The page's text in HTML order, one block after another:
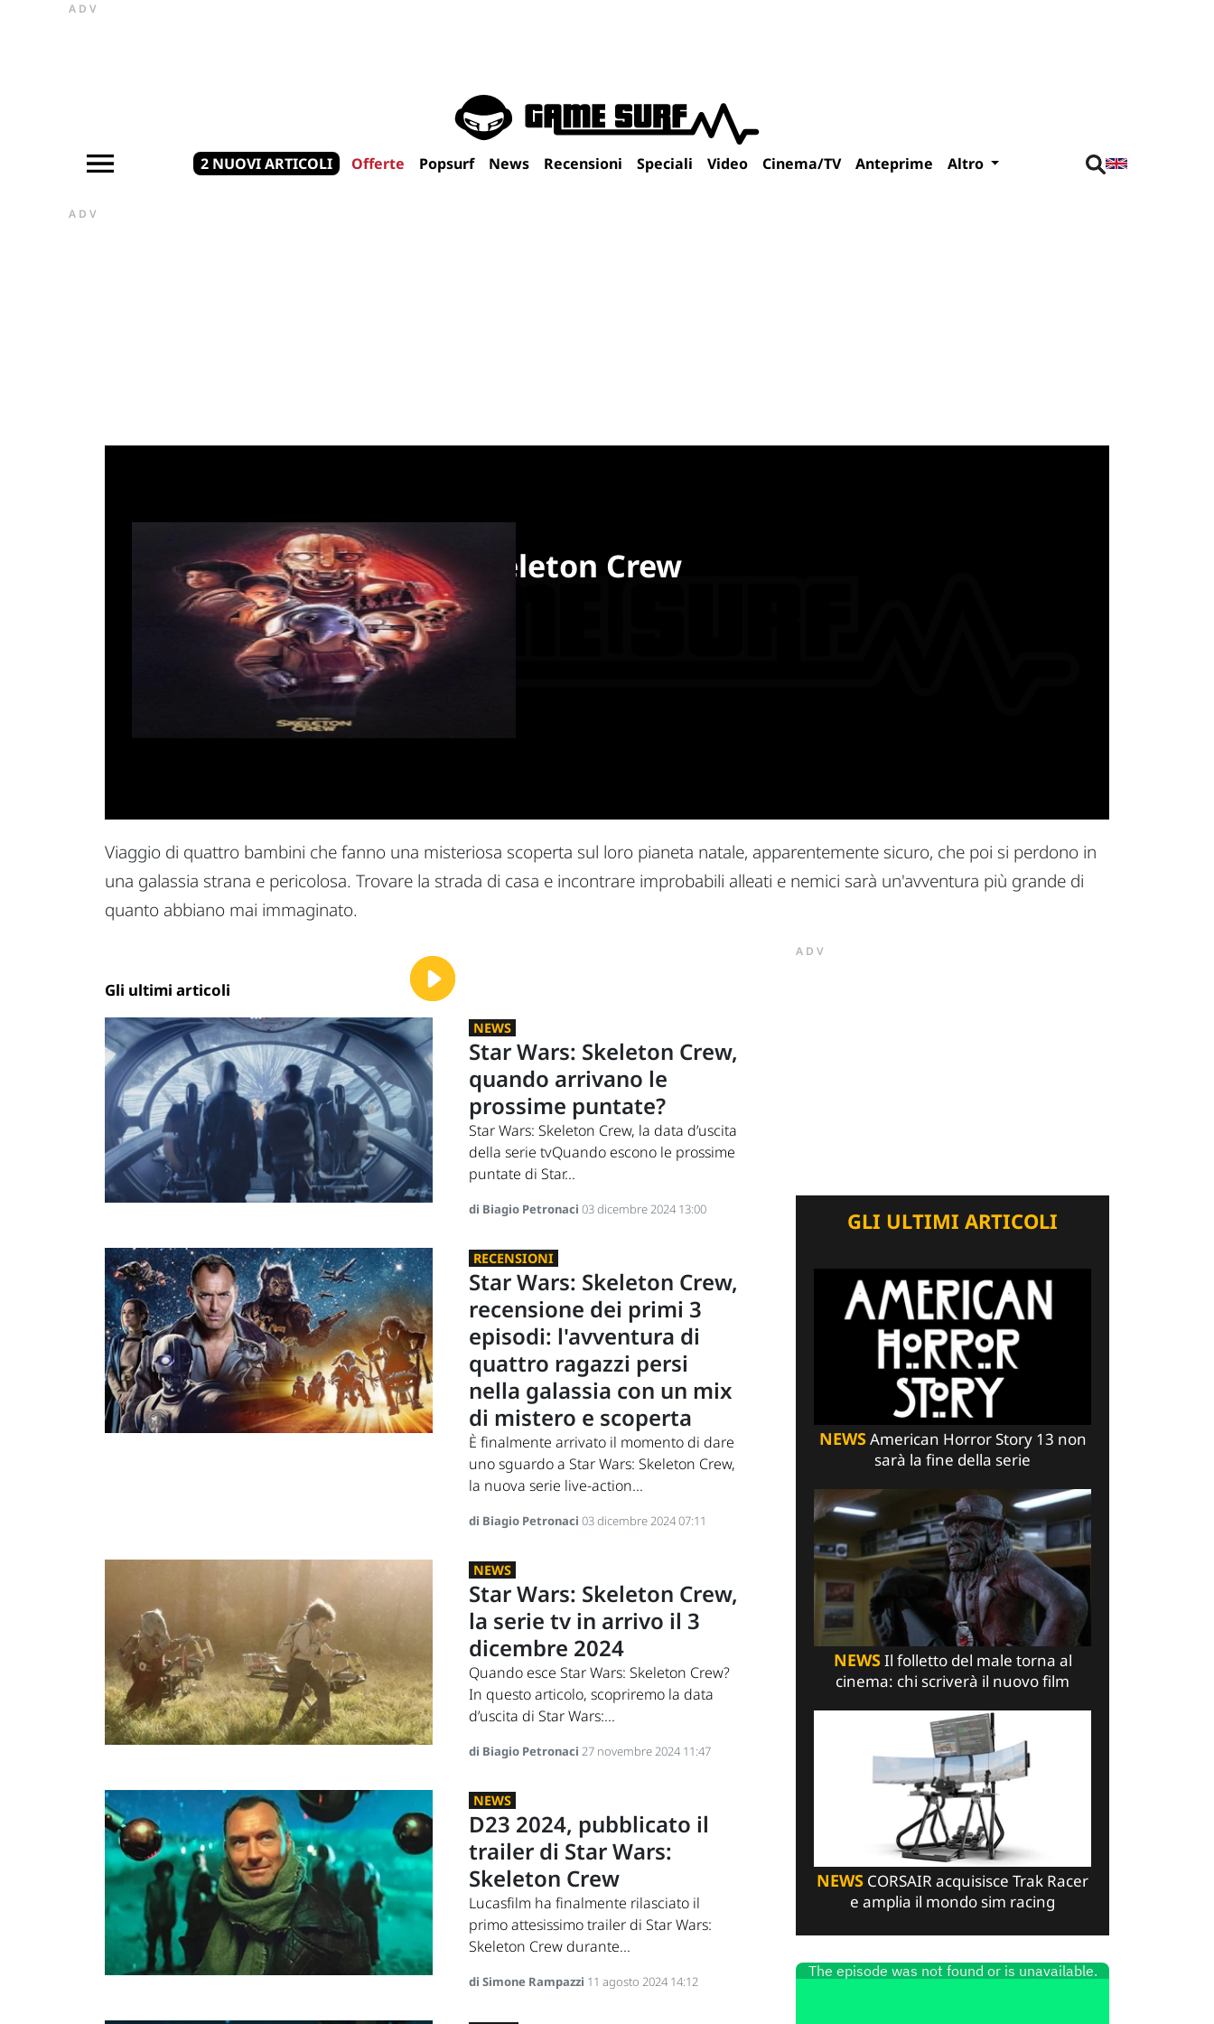
ADV
2 NUOVI ARTICOLI Offerte Popsurf News Recensioni Speciali Video Cinema/TV Anteprime Altro
ADV
Star Wars: Skeleton Crew
Uscita:
Genere:Fantascienza
Distributori:
Produttori:
Cast:Jude Law, Nick Frost
Viaggio di quattro bambini che fanno una misteriosa scoperta sul loro pianeta natale, apparentemente sicuro, che poi si perdono in
una galassia strana e pericolosa. Trovare la strada di casa e incontrare improbabili alleati e nemici sarà un'avventura più grande di
quanto abbiano mai immaginato.
Gli ultimi articoli
NEWS
Star Wars: Skeleton Crew,
quando arrivano le
prossime puntate?
Star Wars: Skeleton Crew, la data d’uscita
della serie tvQuando escono le prossime
puntate di Star...
di Biagio Petronaci 03 dicembre 2024 13:00
RECENSIONI
Star Wars: Skeleton Crew,
recensione dei primi 3
episodi: l'avventura di
quattro ragazzi persi
nella galassia con un mix
di mistero e scoperta
È finalmente arrivato il momento di dare
uno sguardo a Star Wars: Skeleton Crew,
la nuova serie live-action...
di Biagio Petronaci 03 dicembre 2024 07:11
NEWS
Star Wars: Skeleton Crew,
la serie tv in arrivo il 3
dicembre 2024
Quando esce Star Wars: Skeleton Crew?
In questo articolo, scopriremo la data
d’uscita di Star Wars:...
di Biagio Petronaci 27 novembre 2024 11:47
NEWS
D23 2024, pubblicato il
trailer di Star Wars:
Skeleton Crew
Lucasfilm ha finalmente rilasciato il
primo attesissimo trailer di Star Wars:
Skeleton Crew durante...
di Simone Rampazzi 11 agosto 2024 14:12
ADV
GLI ULTIMI ARTICOLI
NEWSAmerican Horror Story 13 non
sarà la fine della serie
NEWSIl folletto del male torna al
cinema: chi scriverà il nuovo film
NEWS CORSAIR acquisisce Trak Racer
e amplia il mondo sim racing